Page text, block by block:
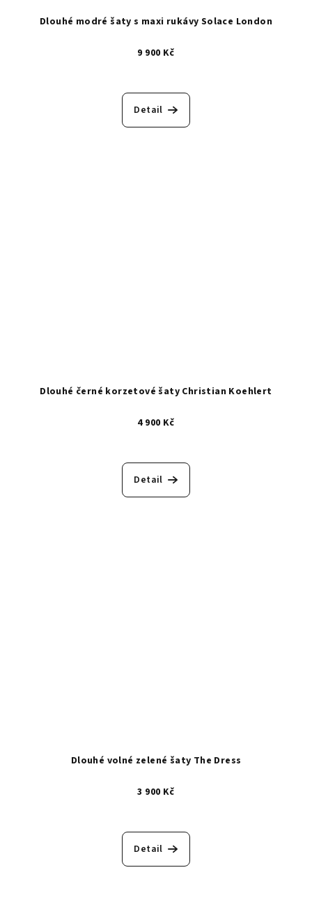
Dlouhé modré šaty s maxi rukávy Solace London
9 900 Kč
Detail
Dlouhé černé korzetové šaty Christian Koehlert
4 900 Kč
Detail
Dlouhé volné zelené šaty The Dress
3 900 Kč
Detail